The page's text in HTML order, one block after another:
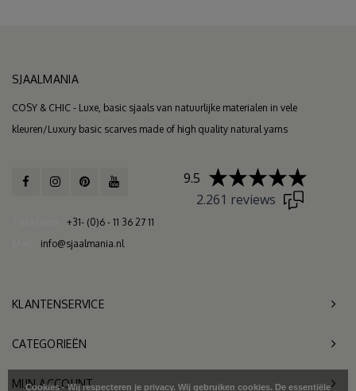
SJAALMANIA
COSY & CHIC - Luxe, basic sjaals van natuurlijke materialen in vele
kleuren/Luxury basic scarves made of high quality natural yarns
+31- (0)6 - 11 36 27 11
info@sjaalmania.nl
9.5
2.261 reviews
KLANTENSERVICE
CATEGORIEËN
MIJN ACCOUNT
Cookies - Wij respecteren je privacy. Wij gebruiken cookies. De essentiële